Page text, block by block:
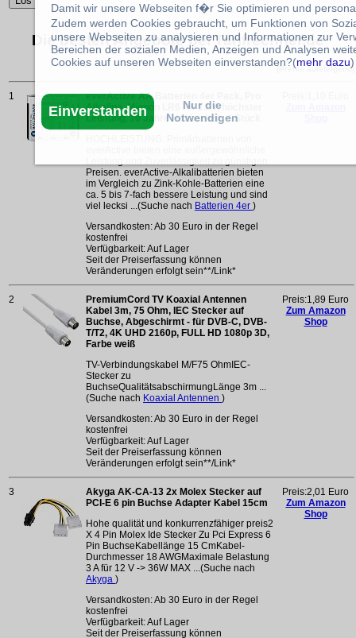
Die besten Angebote bei Tarifrechner.de
(Preise aufsteigend)
1
everActive AA Batterien 4er Pack, Pro
Alkaline, Mignon LR6 R6 1.5V, höchster
Leistung, 10 Jahre Haltbarkeit, 4 Stück
Preisen. everActive-Alkalibatterien bieten
im Vergleich zu Zink-Kohle-Batterien eine
ca. 5 bis 7-fach bessere Leistung und sind
viel lecksi ...(Suche nach Batterien 4er )
Versandkosten: Ab 30 Euro in der Regel
kostenfrei
Verfügbarkeit: Auf Lager
Seit der Preiserfassung können
Veränderungen erfolgt sein**/Link*
2
PremiumCord TV Koaxial Antennen
Kabel 3m, 75 Ohm, IEC Stecker auf
Buchse, Abgeschirmt - für DVB-C, DVB-
T/T2, 4K UHD 2160p, FULL HD 1080p 3D,
Farbe weiß
TV-Verbindungskabel M/F75 OhmIEC-
Stecker zu
BuchseQualitätsabschirmungLänge 3m ...
(Suche nach Koaxial Antennen )
Versandkosten: Ab 30 Euro in der Regel
kostenfrei
Verfügbarkeit: Auf Lager
Seit der Preiserfassung können
Veränderungen erfolgt sein**/Link*
Preis:1,89 Euro
Zum Amazon
Shop
3
Akyga AK-CA-13 2x Molex Stecker auf
PCI-E 6 pin Buchse Adapter Kabel 15cm
Hohe qualität und konkurrenzfähiger preis2
X 4 Pin Molex Ide Stecker Zu Pci Express 6
Pin BuchseKabellänge 15 CmKabel-
Durchmesser 18 AWGMaximale Belastung
3 A für 12 V -> 36W MAX ...(Suche nach
Akyga )
Versandkosten: Ab 30 Euro in der Regel
kostenfrei
Verfügbarkeit: Auf Lager
Seit der Preiserfassung können
Preis:2,01 Euro
Zum Amazon
Shop
Damit wir unsere Webseiten f�r Sie optimieren und
Zudem werden Cookies gebraucht, um Funktionen von
unsere Webseiten zu analysieren und Informationen zur
Bereichen der sozialen Medien, Anzeigen und Analysen
Cookies auf unseren Webseiten einverstanden?(mehr dazu)
Einverstanden
Nur die
Notwendigen